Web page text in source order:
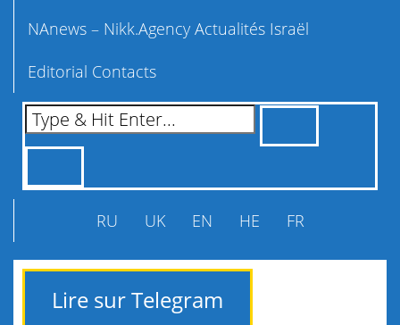
NAnews – Nikk.Agency Actualités Israël
Editorial Contacts
RU UK EN HE FR
Lire sur Telegram